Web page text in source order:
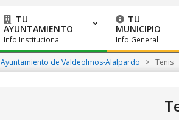
TU
AYUNTAMIENTO
Info Institucional
TU
MUNICIPIO
Info General
Ayuntamiento de Valdeolmos-Alalpardo > Tenis